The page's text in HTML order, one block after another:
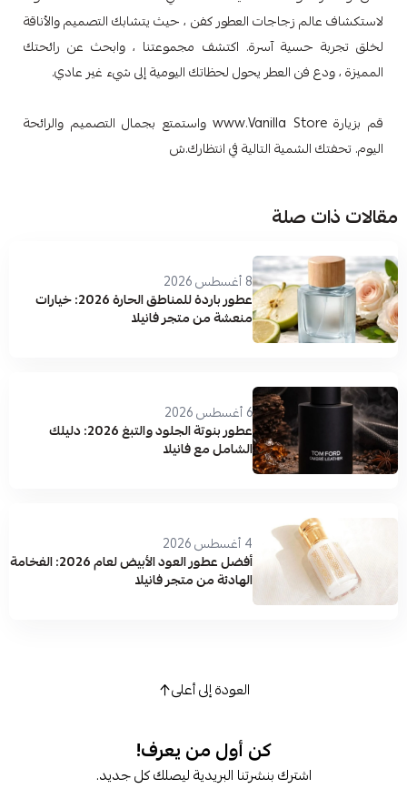
لاستكشاف عالم زجاجات العطور كفن ، حيث يتشابك التصميم والأناقة
لخلق تجربة حسية آسرة. اكتشف مجموعتنا ، وابحث عن رائحتك
المميزة ، ودع فن العطر يحول لحظاتك اليومية إلى شيء غير عادي.
قم بزيارة www.Vanilla Store واستمتع بجمال التصميم والرائحة
اليوم. تحفتك الشمية التالية في انتظارك.ش
مقالات ذات صلة
8 أغسطس 2026
عطور باردة للمناطق الحارة 2026: خيارات
منعشة من متجر فانيلا
6 أغسطس 2026
عطور بنوتة الجلود والتبغ 2026: دليلك
الشامل مع فانيلا
4 أغسطس 2026
أفضل عطور العود الأبيض لعام 2026: الفخامة
الهادئة من متجر فانيلا
العودة إلى أعلى
كن أول من يعرف!
اشترك بنشرتنا البريدية ليصلك كل جديد.